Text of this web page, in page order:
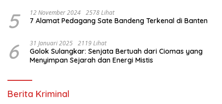
5 12 November 2024 2578 Lihat
7 Alamat Pedagang Sate Bandeng Terkenal di Banten
6 31 Januari 2025 2119 Lihat
Golok Sulangkar: Senjata Bertuah dari Ciomas yang
Menyimpan Sejarah dan Energi Mistis
Berita Kriminal